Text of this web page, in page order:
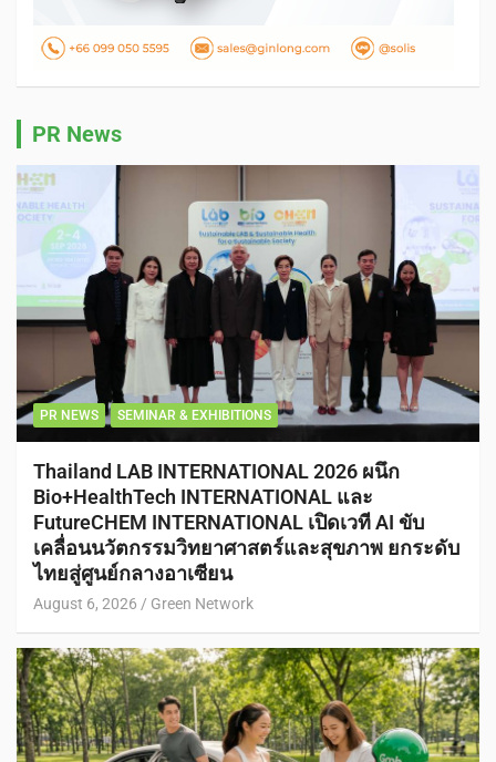
PR News
PR NEWS SEMINAR & EXHIBITIONS
Thailand LAB INTERNATIONAL 2026 ผนึก
Bio+HealthTech INTERNATIONAL และ
FutureCHEM INTERNATIONAL เปิดเวที AI ขับ
เคลื่อนนวัตกรรมวิทยาศาสตร์และสุขภาพ ยกระดับ
ไทยสู่ศูนย์กลางอาเซียน
August 6, 2026 Green Network